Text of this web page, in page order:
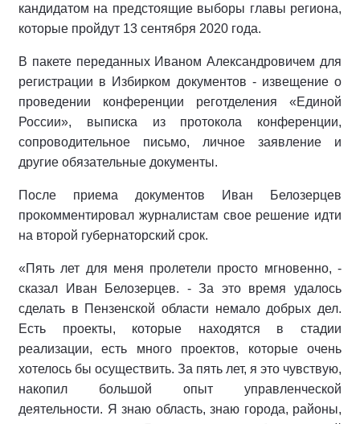
кандидатом на предстоящие выборы главы региона,
которые пройдут 13 сентября 2020 года.
В пакете переданных Иваном Александровичем для
регистрации в Избирком документов - извещение о
проведении конференции реготделения «Единой
России», выписка из протокола конференции,
сопроводительное письмо, личное заявление и
другие обязательные документы.
После приема документов Иван Белозерцев
прокомментировал журналистам свое решение идти
на второй губернаторский срок.
«Пять лет для меня пролетели просто мгновенно, -
сказал Иван Белозерцев. - За это время удалось
сделать в Пензенской области немало добрых дел.
Есть проекты, которые находятся в стадии
реализации, есть много проектов, которые очень
хотелось бы осуществить. За пять лет, я это чувствую,
накопил большой опыт управленческой
деятельности. Я знаю область, знаю города, районы,